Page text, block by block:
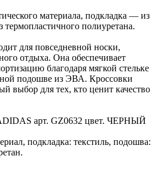
материала, подкладка — из
полиуретана.
для повседневной носки,
отдыха. Она обеспечивает
благодаря мягкой стельке
подошве из ЭВА. Кроссовки
выбор для тех, кто ценит качество
арт. GZ0632 цвет. ЧЕРНЫЙ
подкладка: текстиль, подошва: